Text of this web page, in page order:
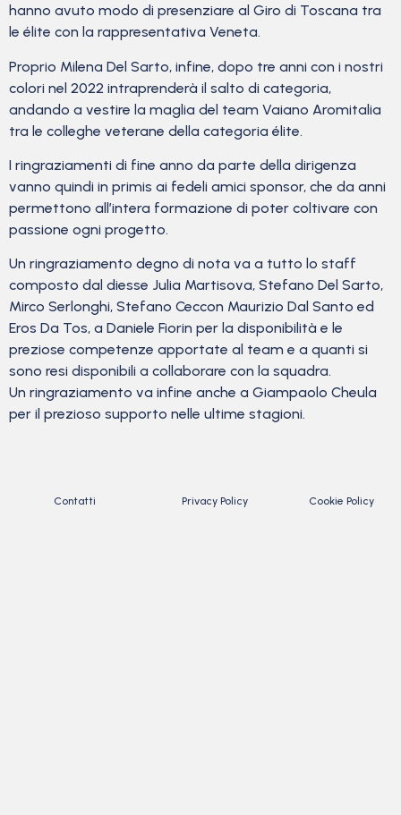
hanno avuto modo di presenziare al Giro di Toscana tra
le élite con la rappresentativa Veneta.
Proprio Milena Del Sarto, infine, dopo tre anni con i nostri
colori nel 2022 intraprenderà il salto di categoria,
andando a vestire la maglia del team Vaiano Aromitalia
tra le colleghe veterane della categoria élite.
I ringraziamenti di fine anno da parte della dirigenza
vanno quindi in primis ai fedeli amici sponsor, che da anni
permettono all’intera formazione di poter coltivare con
passione ogni progetto.
Un ringraziamento degno di nota va a tutto lo staff
composto dal diesse Julia Martisova, Stefano Del Sarto,
Mirco Serlonghi, Stefano Ceccon Maurizio Dal Santo ed
Eros Da Tos, a Daniele Fiorin per la disponibilità e le
preziose competenze apportate al team e a quanti si
sono resi disponibili a collaborare con la squadra.
Un ringraziamento va infine anche a Giampaolo Cheula
per il prezioso supporto nelle ultime stagioni.
Contatti Privacy Policy Cookie Policy